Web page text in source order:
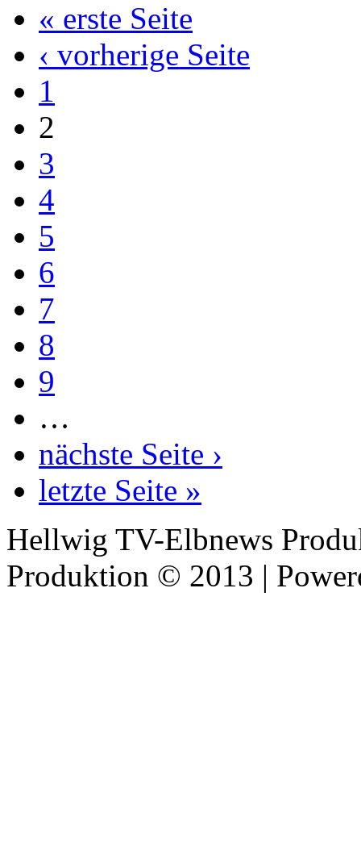
« erste Seite
‹ vorherige Seite
1
2
3
4
5
6
7
8
9
…
nächste Seite ›
letzte Seite »
Hellwig TV-Elbnews
Produktion © 2013 |